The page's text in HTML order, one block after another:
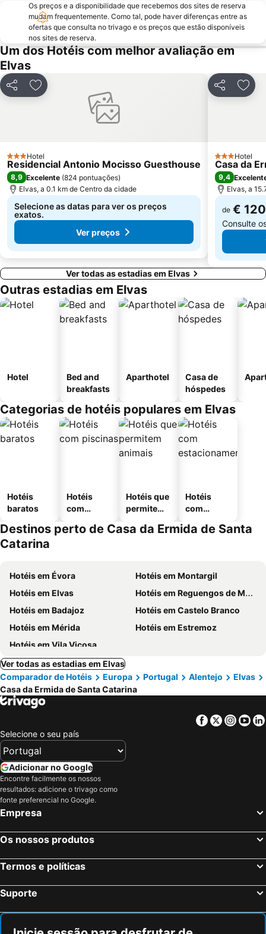
Las Vaguadas
Badajoz Airport
Valencia de Alcántara
Valdepasillas
Pardaleras
Antonio Hernández Gil
Os preços e a disponibilidade que recebemos dos sites de reserva
mudam frequentemente. Como tal, pode haver diferenças entre as
ofertas que consulta no trivago e os preços que estão disponíveis
nos sites de reserva.
Um dos Hotéis com melhor avaliação em
Elvas
PartilharAdicionar aos favoritos
3 Estrelas
Hotel
Residencial Antonio Mocisso Guesthouse
8,9 Excelente (824 pontuações)
Elvas, a 0.1 km de Centro da cidade
Selecione as datas para ver os preços
exatos.
Ver preços
Partilhar
3 Estrelas
Hotel
Casa da
9,4
Elvas, a
de € 120
Consulte
Ver todas as estadias em Elvas
Outras estadias em Elvas
Hotel
Bed and
breakfasts
Aparthotel
Casa de
hóspedes
Categorias de hotéis populares em Elvas
Hotéis
baratos
Hotéis
com
Hotéis que
permitem
Hotéis
com
mento
Destinos perto de Casa da Ermida de Santa
Catarina
Hotéis em Évora
Hotéis em Montargil
Hotéis em Elvas
Hotéis em Reguengos de Monsaraz
Hotéis em Badajoz
Hotéis em Castelo Branco
Hotéis em Mérida
Hotéis em Estremoz
Hotéis em Vila Viçosa
Ver todas as estadias em Elvas
Comparador de Hotéis
Europa Portugal Alentejo
Elvas
Casa da Ermida de Santa Catarina
Facebook
Twitter
Selecione o seu país
Adicionar no Google
Encontre facilmente os nossos
resultados: adicione o trivago como
fonte preferencial no Google.
Empresa
Os nossos produtos
Termos e políticas
Suporte